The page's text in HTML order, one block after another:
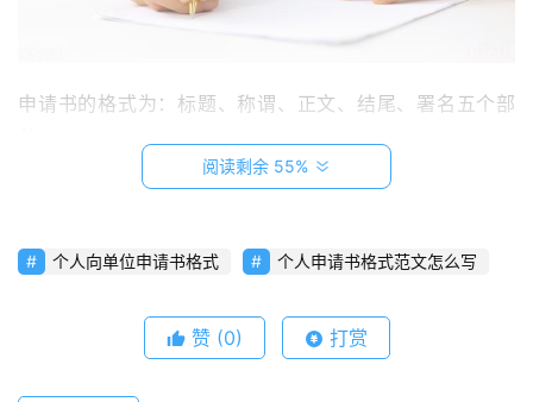
法
申请书的格式为：标题、称谓、正文、结尾、署名五个部
1、标题：一般写在第一行中间。可以直接写《申请
作申请书》等。
2、称谓：另起一行，顶格写“接受申请书的个人、单
位、组织或有关领导”。如：尊敬的公司领导：（也可以
阅读剩余 55%
个人向单位申请书格式 个人申请书格式范文怎么写
赞 (0) 打赏